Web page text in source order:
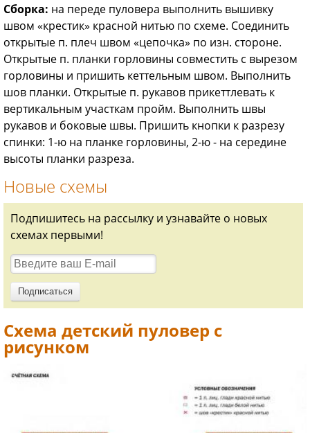
Сборка: на переде пуловера выполнить вышивку
швом «крестик» красной нитью по схеме. Соединить
открытые п. плеч швом «цепочка» по изн. стороне.
Открытые п. планки горловины совместить с вырезом
горловины и пришить кеттельным швом. Выполнить
шов планки. Открытые п. рукавов прикеттлевать к
вертикальным участкам пройм. Выполнить швы
рукавов и боковые швы. Пришить кнопки к разрезу
спинки: 1-ю на планке горловины, 2-ю - на середине
высоты планки разреза.
Новые схемы
Подпишитесь на рассылку и узнавайте о новых
схемах первыми!
Схема детский пуловер с
рисунком